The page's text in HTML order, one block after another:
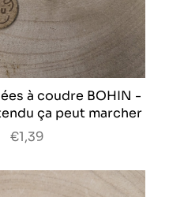
à coudre BOHIN -
ça peut marcher
€1,39